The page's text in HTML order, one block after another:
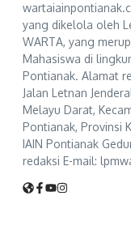
yang dikelola oleh
WARTA, yang
Mahasiswa di
Pontianak. Alamat
Jalan Letnan
Melayu Darat,
Pontianak, Provinsi
IAIN Pontianak
redaksi E-mail: